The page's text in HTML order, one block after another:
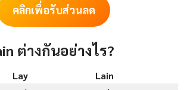
คลิกเพื่อรับส่วนลด
ต่างกันอย่างไร?
Lay
Lain